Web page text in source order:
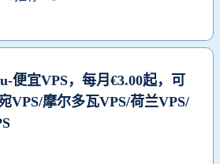
便宜VPS，每月€3.00起，可
VPS/摩尔多瓦VPS/荷兰VPS/